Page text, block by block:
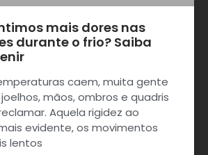
mais dores nas
durante o frio? Saiba
caem, muita gente
mãos, ombros e quadris
Aquela rigidez ao
evidente, os movimentos
lentos